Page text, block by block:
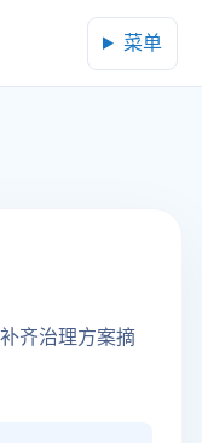
菜单
齐治理方案摘